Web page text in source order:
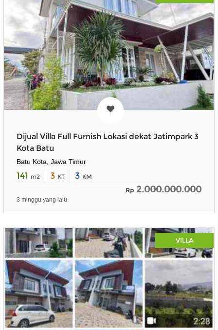
Dijual Villa Full Furnish Lokasi dekat Jatimpark 3
Kota Batu
Batu Kota, Jawa Timur
141 m2 3 KT 3 KM
Rp 2.000.000.000
3 minggu yang lalu
VILLA